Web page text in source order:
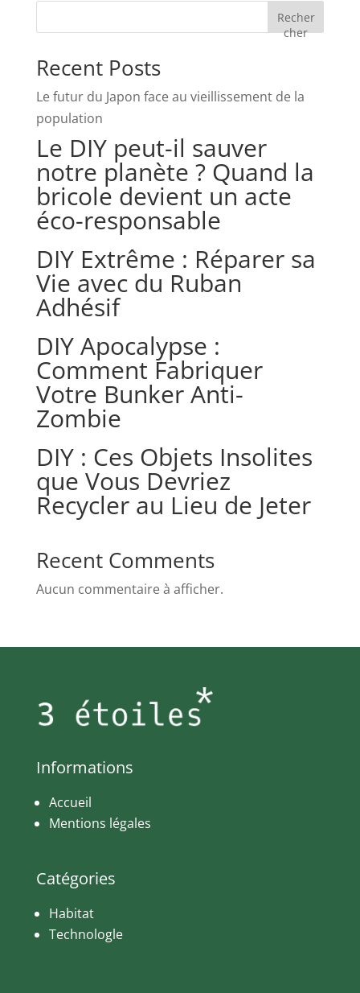
Recher
cher
Recent Posts
Le futur du Japon face au vieillissement de la
population
Le DIY peut-il sauver
notre planète ? Quand la
bricole devient un acte
éco-responsable
DIY Extrême : Réparer sa
Vie avec du Ruban
Adhésif
DIY Apocalypse :
Comment Fabriquer
Votre Bunker Anti-
Zombie
DIY : Ces Objets Insolites
que Vous Devriez
Recycler au Lieu de Jeter
Recent Comments
Aucun commentaire à afficher.
Informations
Accueil
Mentions légales
Catégories
Habitat
Technologle